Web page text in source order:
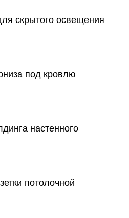
скрытого освещения
под кровлю
настенного
потолочной